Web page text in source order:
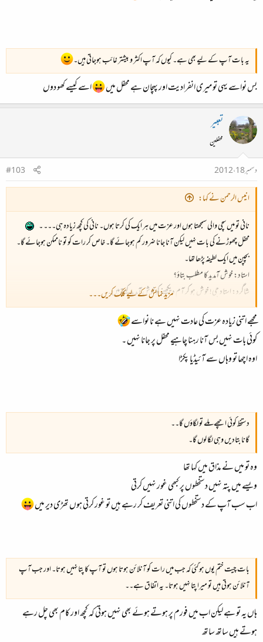
یہ بات آپ کے لیے بھی ہے۔ کیوں کہ آپ اکثر و بیشتر غائب ہوجاتی ہیں۔
بس نواسے یہی تو میری انفرادیت اور پہچان ہے محفل میں
اسے کیسے کھو دوں
تعبیر
محفلین
دسمبر 18، 2012
#103
انیس الرحمن نے کہا:
نانی تو میں سچی والی سمجھتا ہوں اور عزت میں ہر ایک کی کرتا ہوں۔ نانی کیکچھ زیادہ ہی۔۔۔ ۔
محفل چھوڑنے کی بات نہیں لیکن آنا جانا ضرور کم ہوجائے گا۔ خاص کر رات کو تو ناممکن ہوجائے گا۔
بچپن میں ایک لطیفہ پڑھا تھا۔
استاد: خوش آمدید کا مطلب بتاؤ؟
شاگرد: استاد جی! خوش ہو کر آم دیکھنے کو خوش آمدید کہتے ہیں۔۔
یہاں خوش آمدید اتنا سنا کہ بس یہی ذہن میں آیا اور پکچر بنا ڈالی۔۔
مزید نمائش کے لیے کلک کریں۔۔۔
مجھے اتنی زیادہ عزت کی عادت نہیں ہے نا نواسے
کوئی بات نہیں بس آنا رہنا چاہیے محفل پر جانا نہیں ۔
اوہ اچھا تو وہاں سے آئیڈیا پکڑا
دستخط کوئی اچھے ملے تو لگاؤں گا۔۔
گانا بتادیں وہی لگا لوں گا۔
وہ تو میں نے مذاق میں کہا تھا
ویسے میں پتہ نہیں دستخطوں پر کبھی غور نہیں کرتی
اب سب آپ کے دستخطوں کی اتنی تعریف کر رہے ہیں تو غور کرتی ہوں تھڑی دیر میں
بات چیت ختم یوں ہوگئی کہ جب میں رات کو آنلائن ہوتا ہوں تو آپ کا پتا نہیں ہوتا۔ اور جب آپ
آنلائن ہوتی ہیں تو میرا پتا نہیں ہوتا۔ یہ اتفاق ہے۔۔
ہاں یہ تو ہے لیکن اب میں فورم پر ہوتے ہوئے بھی نہیں ہوتی کہ کچھ اور کام بھی چل رہے
ہوتے ہیں ساتھ ساتھ